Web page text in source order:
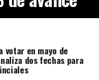
votar en mayo de
dos fechas para